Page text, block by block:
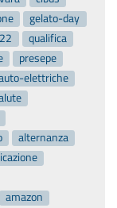
gelato-day
qualifica
presepe
elettriche
alternanza
amazon